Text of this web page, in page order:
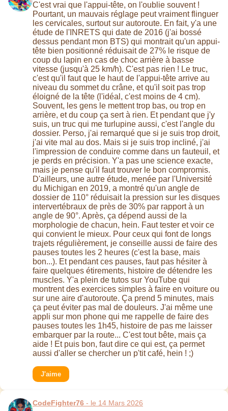
C'est vrai que l'appui-tête, on l'oublie souvent !
Pourtant, un mauvais réglage peut vraiment flinguer
les cervicales, surtout sur autoroute. En fait, y'a une
étude de l'INRETS qui date de 2016 (j'ai bossé
dessus pendant mon BTS) qui montrait qu'un appui-
tête bien positionné réduisait de 27% le risque de
coup du lapin en cas de choc arrière à basse
vitesse (jusqu'à 25 km/h). C'est pas rien ! Le truc,
c'est qu'il faut que le haut de l'appui-tête arrive au
niveau du sommet du crâne, et qu'il soit pas trop
éloigné de la tête (l'idéal, c'est moins de 4 cm).
Souvent, les gens le mettent trop bas, ou trop en
arrière, et du coup ça sert à rien. Et pendant que j'y
suis, un truc qui me turlupine aussi, c'est l'angle du
dossier. Perso, j'ai remarqué que si je suis trop droit,
j'ai vite mal au dos. Mais si je suis trop incliné, j'ai
l'impression de conduire comme dans un fauteuil, et
je perds en précision. Y'a pas une science exacte,
mais je pense qu'il faut trouver le bon compromis.
D'ailleurs, une autre étude, menée par l'Université
du Michigan en 2019, a montré qu'un angle de
dossier de 110° réduisait la pression sur les disques
intervertébraux de près de 30% par rapport à un
angle de 90°. Après, ça dépend aussi de la
morphologie de chacun, hein. Faut tester et voir ce
qui convient le mieux. Pour ceux qui font de longs
trajets régulièrement, je conseille aussi de faire des
pauses toutes les 2 heures (c'est la base, mais
bon...). Et pendant ces pauses, faut pas hésiter à
faire quelques étirements, histoire de détendre les
muscles. Y'a plein de tutos sur YouTube qui
montrent des exercices simples à faire en voiture ou
sur une aire d'autoroute. Ça prend 5 minutes, mais
ça peut éviter pas mal de douleurs. J'ai même une
appli sur mon phone qui me rappelle de faire des
pauses toutes les 1h45, histoire de pas me laisser
embarquer par la route... C'est tout bête, mais ça
aide ! Et puis bon, faut dire ce qui est, ça permet
aussi d'aller se chercher un p'tit café, hein ! ;)
J'aime
CodeFighter76 - le 14 Mars 2026